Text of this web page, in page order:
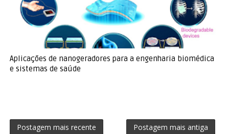
Aplicações de nanogeradores para a engenharia biomédica
e sistemas de saúde
Postagem mais recente Postagem mais antiga